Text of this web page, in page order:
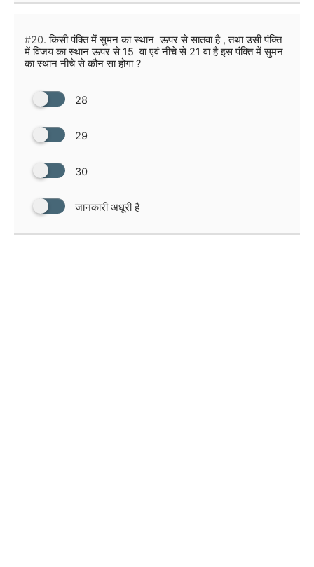
#20. किसी पंक्ति में सुमन का स्थान ऊपर से सातवा है , तथा उसी पंक्ति
में विजय का स्थान ऊपर से 15 वा एवं नीचे से 21 वा है इस पंक्ति में सुमन
का स्थान नीचे से कौन सा होगा ?
28
29
30
जानकारी अधूरी है